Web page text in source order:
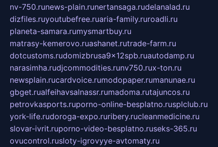
nv-750.runews-plain.runertansaga.rudelanalad.ru
dizfiles.ruyoutubefree.ruaria-family.ruroadli.ru
planeta-samara.rumysmartbuy.ru
matrasy-kemerovo.ruashanet.rutrade-farm.ru
dotcustoms.rudomizbrusa9x12spb.ruautodamp.ru
narasimha.rudjcommodities.runv750.rux-ton.ru
newsplain.rucardvoice.rumodopaper.rumanunae.ru
gbget.rualfeihavsalnassr.rumadoma.rutajuncos.ru
petrovkasports.ruporno-online-besplatno.rusplclub.ru
york-life.rudoroga-expo.ruribery.rucleanmedicine.ru
slovar-ivrit.ruporno-video-besplatno.ruseks-365.ru
ovucontrol.rusloty-igrovyye-avtomaty.ru